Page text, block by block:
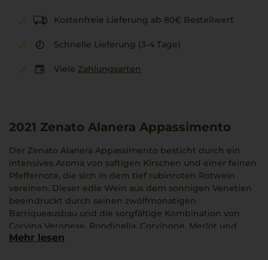
Kostenfreie Lieferung ab 80€ Bestellwert
Schnelle Lieferung (3-4 Tage)
Viele Zahlungsarten
2021 Zenato Alanera Appassimento
Der Zenato Alanera Appassimento besticht durch ein
intensives Aroma von saftigen Kirschen und einer feinen
Pfeffernote, die sich in dem tief rubinroten Rotwein
vereinen. Dieser edle Wein aus dem sonnigen Venetien
beeindruckt durch seinen zwölfmonatigen
Barriqueausbau und die sorgfältige Kombination von
Corvina Veronese, Rondinella, Corvinone, Merlot und
Cabernet Sauvignon. Zenato vereint hier geschickt
Mehr lesen